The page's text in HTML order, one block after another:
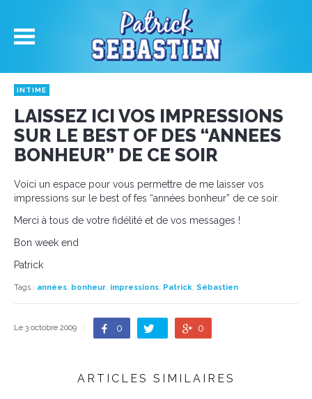
INTIME
LAISSEZ ICI VOS IMPRESSIONS
SUR LE BEST OF DES “ANNEES
BONHEUR” DE CE SOIR
Voici un espace pour vous permettre de me laisser vos
impressions sur le best of fes “années bonheur” de ce soir.
Merci à tous de votre fidélité et de vos messages !
Bon week end
Patrick
Tags : années, bonheur, impressions, Patrick, Sébastien
Le 3 octobre 2009 0 0
ARTICLES SIMILAIRES